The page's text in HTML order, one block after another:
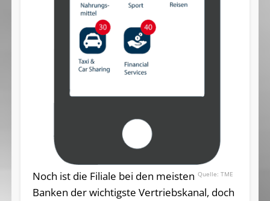
TME
Noch ist die Filiale bei den meisten
Banken der wichtigste Vertriebskanal, doch